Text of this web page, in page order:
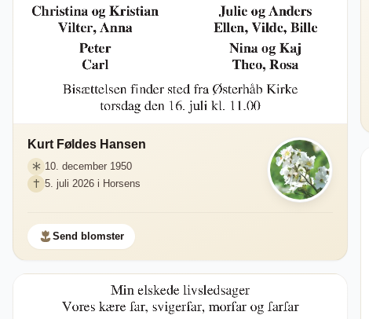
Kurt Føldes Hansen
10. december 1950
5. juli 2026 i Horsens
Send blomster